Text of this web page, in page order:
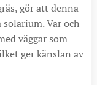
gör att denna
Var och
väggar som
ger känslan av